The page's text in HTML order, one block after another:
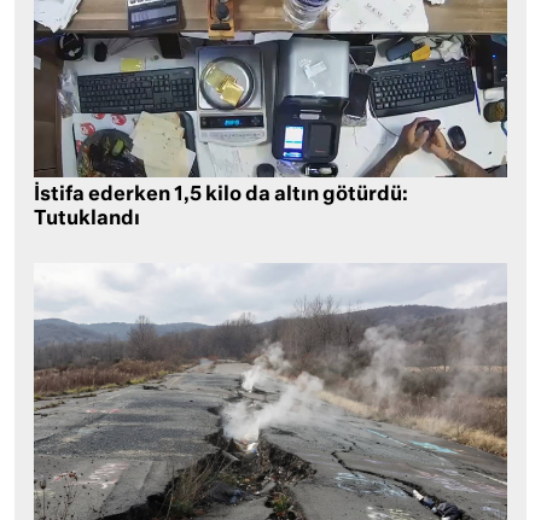
İstifa ederken 1,5 kilo da altın götürdü:
Tutuklandı